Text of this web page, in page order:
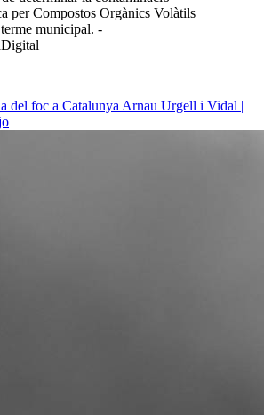
per Compostos Orgànics Volàtils
municipal. -
del foc a Catalunya Arnau Urgell i Vidal |